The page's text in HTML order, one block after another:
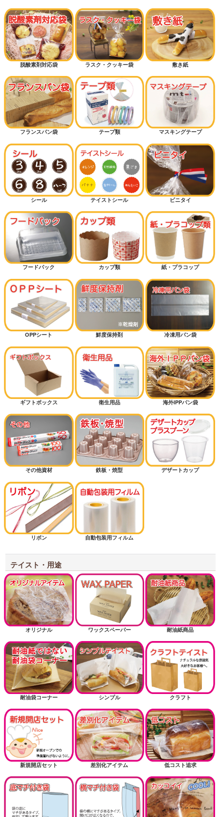
ギフトラッピング
ハロウィン
クリスマス
おむつ袋・防臭袋
メロンパン
ドッグパン
菓子パン（保湿が必要なパン）
クロワッサン
バーガー
カンパーニュ（大きいパン）
細長パン
カレーパン
ハードパン
サンドイッチ
マリトッツォ
ピザ
ミルクパン
シフォンケーキ
マフィン
半斤用サイズから探す
1斤用サイズから探す
1.5斤用サイズから探す
2斤用サイズから探す
3斤用サイズから探す
掘り出し物
お正月
耐油紙でない耐油袋商品（内面に樹脂フィルム）
送風機関連商品
脱酸素剤対応袋 ラスク・クッキー袋 敷き紙
フランスパン袋 テープ類 マスキングテープ
シール テイストシール ビニタイ
フードパック カップ類 紙・プラコップ
OPPシート 鮮度保持剤 冷凍用パン袋
ギフトボックス 衛生用品 海外IPPパン袋
その他資材 鉄板・焼型 デザートカップ
リボン 自動包装用フィルム
テイスト・用途
オリジナル ワックスペーパー 耐油紙商品
耐油袋コーナー シンプル クラフト
新規開店セット 差別化アイテム 低コスト追求